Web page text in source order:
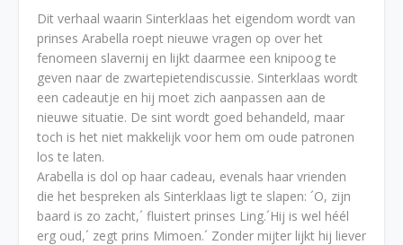
Dit verhaal waarin Sinterklaas het eigendom wordt van
prinses Arabella roept nieuwe vragen op over het
fenomeen slavernij en lijkt daarmee een knipoog te
geven naar de zwartepietendiscussie. Sinterklaas wordt
een cadeautje en hij moet zich aanpassen aan de
nieuwe situatie. De sint wordt goed behandeld, maar
toch is het niet makkelijk voor hem om oude patronen
los te laten.
Arabella is dol op haar cadeau, evenals haar vrienden
die het bespreken als Sinterklaas ligt te slapen: ´O, zijn
baard is zo zacht,´ fluistert prinses Ling.´Hij is wel héél
erg oud,´ zegt prins Mimoen.´ Zonder mijter lijkt hij liever